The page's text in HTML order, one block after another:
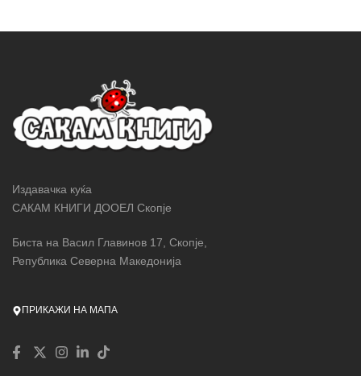
Издавачка куќа
САКАМ КНИГИ ДООЕЛ Скопје
Биста на Васил Главинов 17, Скопје,
Република Северна Македонија
ПРИКАЖИ НА МАПА